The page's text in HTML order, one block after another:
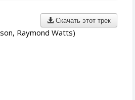
Скачать этот трек
Raymond Watts)